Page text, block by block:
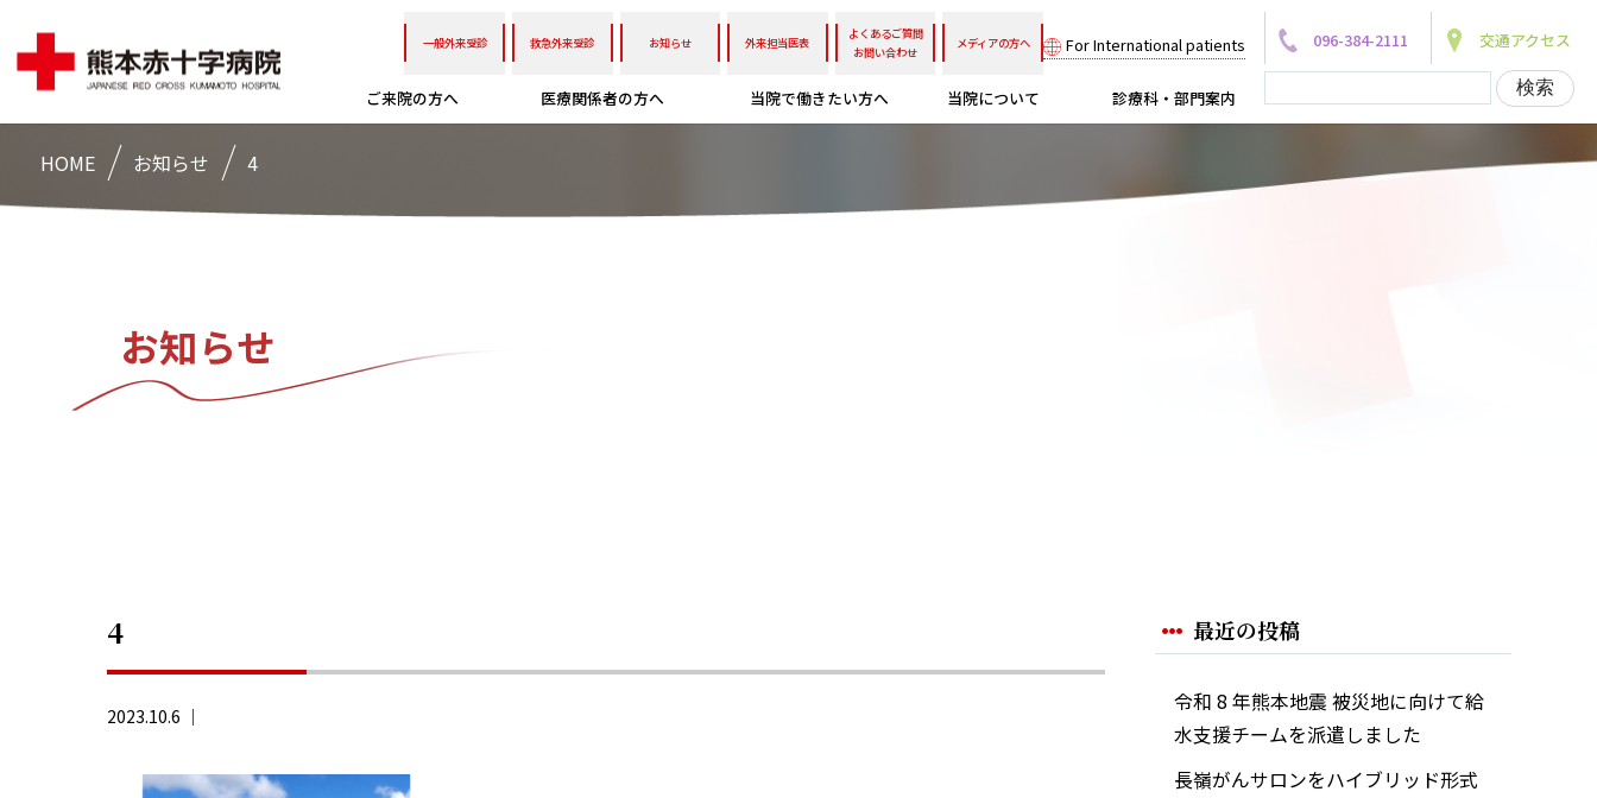
一般外来受診 救急外来受診 お知らせ 外来担当医表
よくあるご質問
お問い合わせ
メディアの方へ For International patients
ご来院の方へ 医療関係者の方へ 当院で働きたい方へ 当院について 診療科・部門案内
096-384-2111 交通アクセス
HOME お知らせ 4
お知らせ
4
2023.10.6 ｜
最近の投稿
令和 8 年熊本地震 被災地に向けて給
水支援チームを派遣しました
長嶺がんサロンをハイブリッド形式